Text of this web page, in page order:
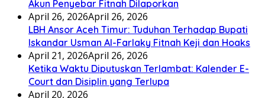
Akun Penyebar Fitnah Dilaporkan
April 26, 2026April 26, 2026
LBH Ansor Aceh Timur: Tuduhan Terhadap Bupati
Iskandar Usman Al-Farlaky Fitnah Keji dan Hoaks
April 21, 2026April 26, 2026
Ketika Waktu Diputuskan Terlambat: Kalender E-
Court dan Disiplin yang Terlupa
April 20, 2026